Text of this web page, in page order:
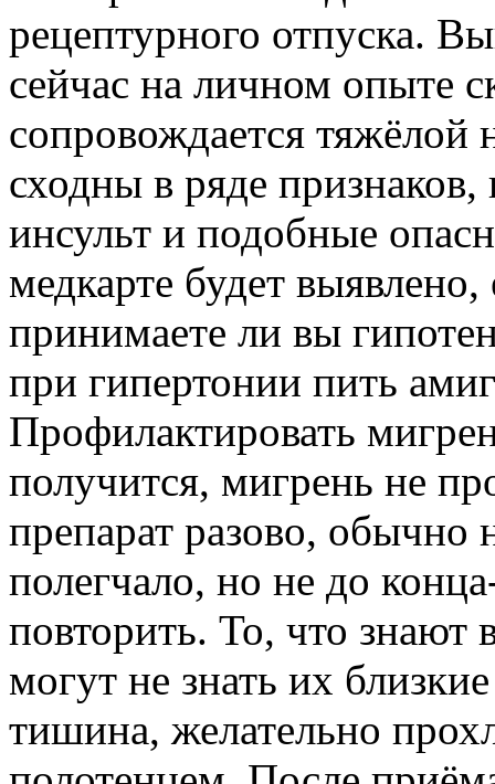
рецептурного отпуска.
сейчас на личном опыте
сопровождается
сходны в ряде
инсульт и подобные
медкарте будет
принимаете ли вы
при гипертонии пить
Профилактировать
получится, мигрень не
препарат разово, обычно
полегчало, но не до
повторить. То, что знают
могут не знать их
тишина, желательно